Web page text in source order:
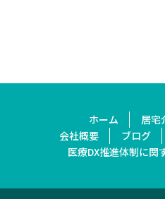
ホーム 居宅
会社概要
ブログ
医療DX推進体制に関